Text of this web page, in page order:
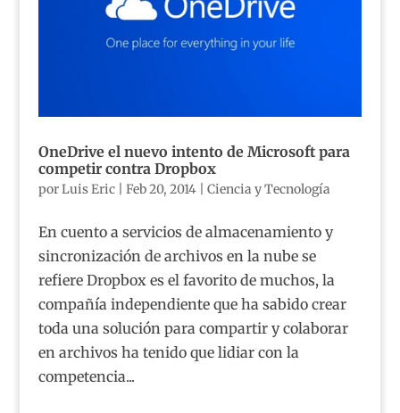
OneDrive el nuevo intento de Microsoft para
competir contra Dropbox
porLuis Eric| Feb 20, 2014| Ciencia y Tecnología
En cuento a servicios de almacenamiento y
sincronización de archivos en la nube se
refiere Dropbox es el favorito de muchos, la
compañía independiente que ha sabido crear
toda una solución para compartir y colaborar
en archivos ha tenido que lidiar con la
competencia...